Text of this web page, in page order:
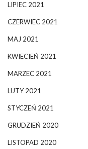
LIPIEC 2021
CZERWIEC 2021
MAJ 2021
KWIECIEŃ 2021
MARZEC 2021
LUTY 2021
STYCZEŃ 2021
GRUDZIEŃ 2020
LISTOPAD 2020